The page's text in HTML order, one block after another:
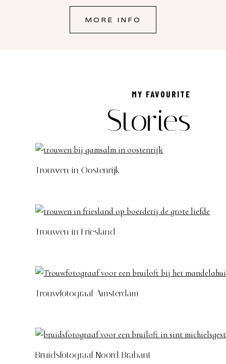
MORE INFO
MY FAVOURITE
Stories
Trouwen in Oostenrijk
Trouwen in Friesland
Trouwfotograaf Amsterdam
Bruidsfotograaf Noord Brabant